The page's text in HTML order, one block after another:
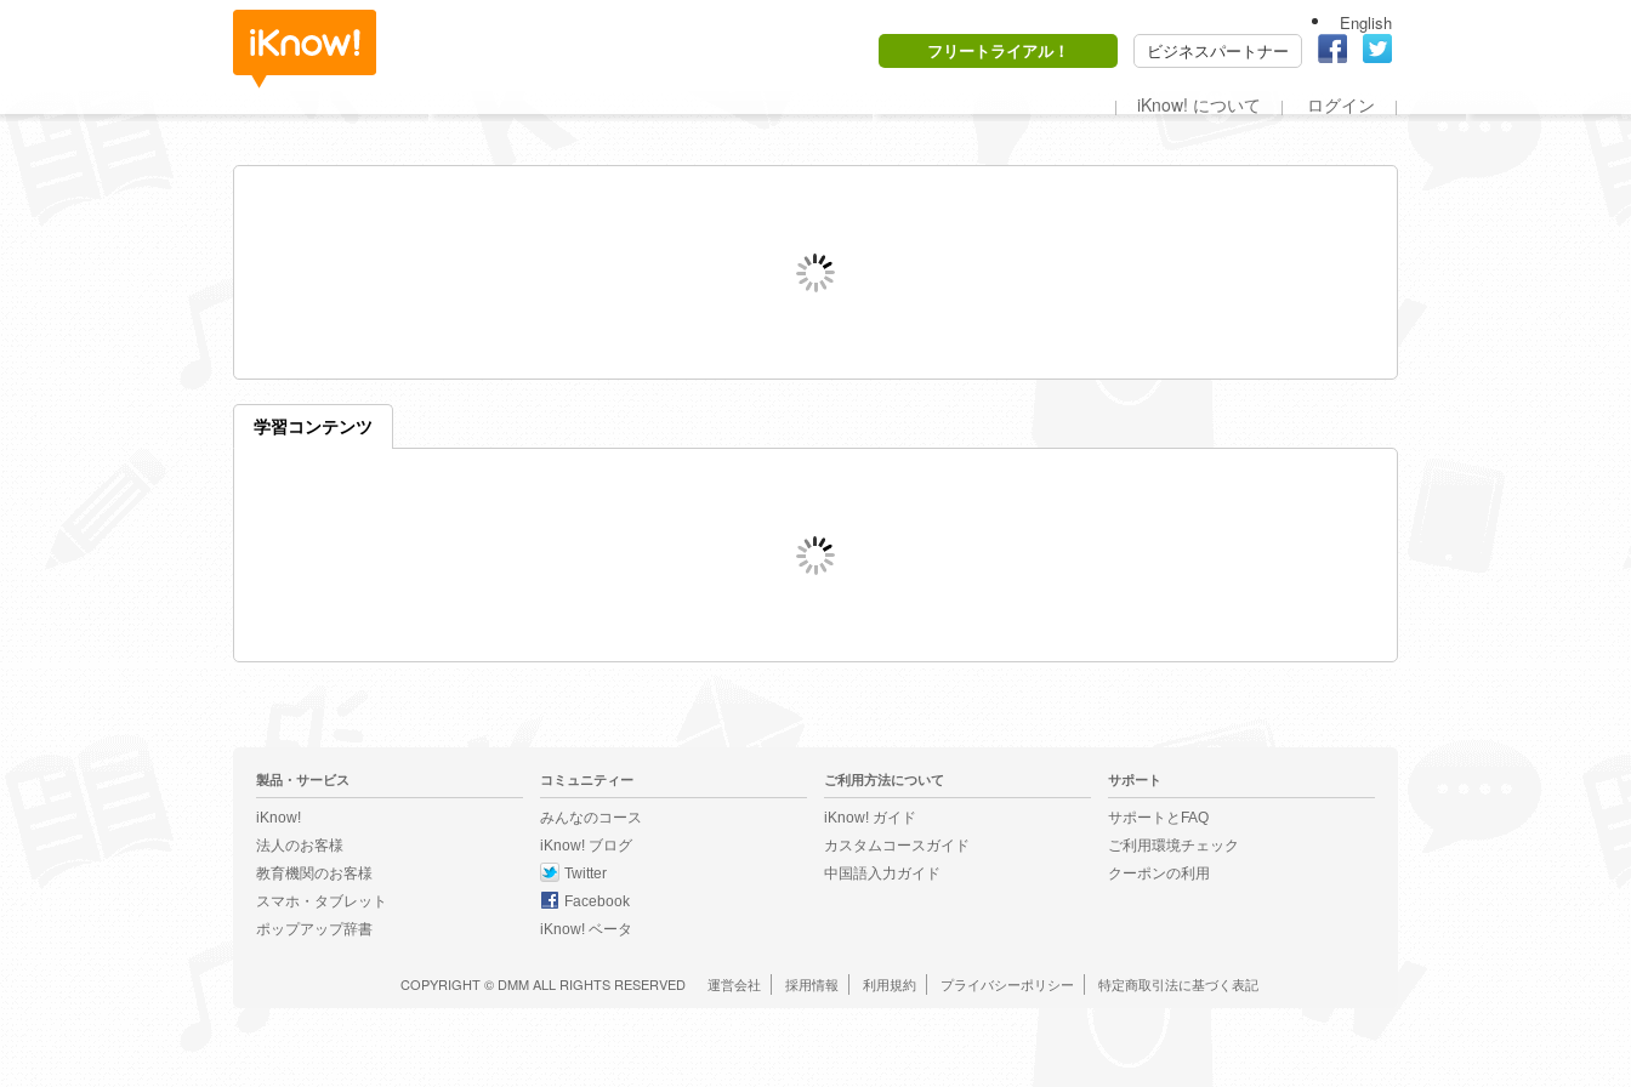
English
フリートライアル！
ビジネスパートナー
iKnow! について ログイン
学習コンテンツ
製品・サービス
iKnow!
法人のお客様
教育機関のお客様
スマホ・タブレット
ポップアップ辞書
コミュニティー
みんなのコース
iKnow! ブログ
Twitter
Facebook
iKnow! ベータ
ご利用方法について
iKnow! ガイド
カスタムコースガイド
中国語入力ガイド
サポート
サポートとFAQ
ご利用環境チェック
クーポンの利用
COPYRIGHT © DMMALL RIGHTS RESERVED 運営会社 採用情報 利用規約 プライバシーポリシー 特定商取引法に基づく表記